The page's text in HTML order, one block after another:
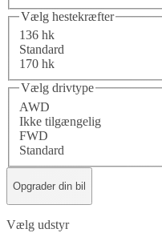
Vælg hestekræfter
136 hk
Standard
170 hk
Vælg drivtype
AWD
Ikke tilgængelig
FWD
Standard
Opgrader din bil
Vælg udstyr